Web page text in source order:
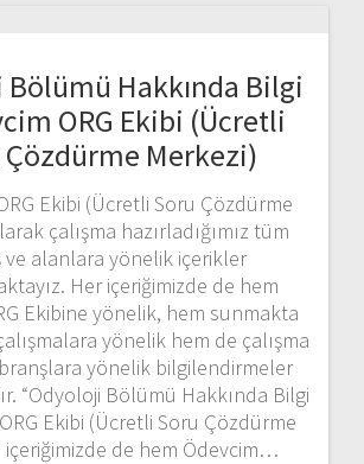
Hakkında Bilgi
ORG Ekibi (Ücretli
Çözdürme Merkezi)
Ekibi (Ücretli Soru Çözdürme
çalışma hazırladığımız tüm
ve alanlara yönelik içerikler
Her içeriğimizde de hem
Ekibine yönelik, hem sunmakta
yönelik hem de çalışma
yönelik bilgilendirmeler
“Odyoloji Bölümü Hakkında Bilgi
Ekibi (Ücretli Soru Çözdürme
içeriğimizde de hem Ödevcim…